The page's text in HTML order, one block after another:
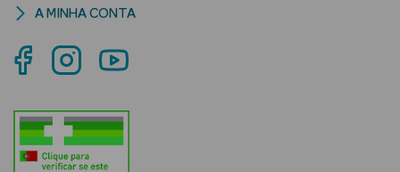
Cosmética
Rosto
Hidratantes
Séruns Faciais
A MINHA CONTA